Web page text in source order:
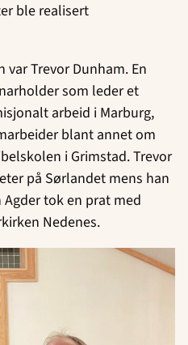
ble realisert
Trevor Dunham. En
som leder et
arbeid i Marburg,
blant annet om
i Grimstad. Trevor
på Sørlandet mens han
tok en prat med
Nedenes.